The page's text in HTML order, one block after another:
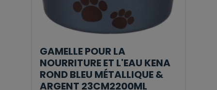
GAMELLE POUR LA
NOURRITURE ET L'EAU KENA
ROND BLEU MÉTALLIQUE &
ARGENT 23CM2200ML